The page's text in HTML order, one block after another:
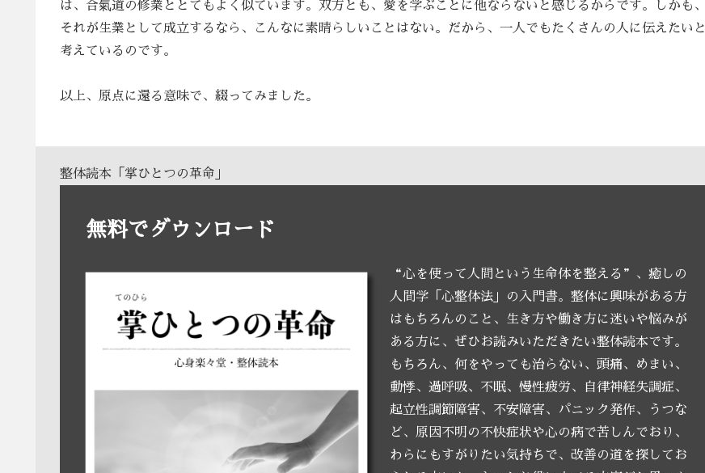
は、合氣道の修業ととてもよく似ています。双方とも、愛を学ぶことに他ならないと感じるからです。しかも、
それが生業として成立するなら、こんなに素晴らしいことはない。だから、一人でもたくさんの人に伝えたいと
考えているのです。
以上、原点に還る意味で、綴ってみました。
整体読本「掌ひとつの革命」
無料でダウンロード
“心を使って人間という生命体を整える”、癒しの
人間学「心整体法」の入門書。整体に興味がある方
はもちろんのこと、生き方や働き方に迷いや悩みが
ある方に、ぜひお読みいただきたい整体読本です。
もちろん、何をやっても治らない、頭痛、めまい、
動悸、過呼吸、不眠、慢性疲労、自律神経失調症、
起立性調節障害、不安障害、パニック発作、うつな
ど、原因不明の不快症状や心の病で苦しんでおり、
わらにもすがりたい気持ちで、改善の道を探してお